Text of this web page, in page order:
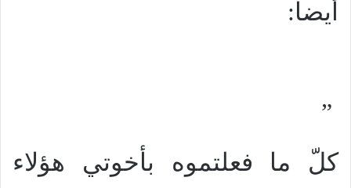
أيضاً:
”
كلّ ما فعلتموه بأخوتي هؤلاء